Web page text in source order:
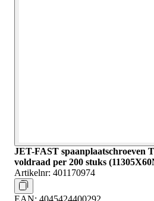
JET-FAST spaanplaatschroeven
voldraad per 200 stuks
Artikelnr: 401170974
EAN: 4045424400292